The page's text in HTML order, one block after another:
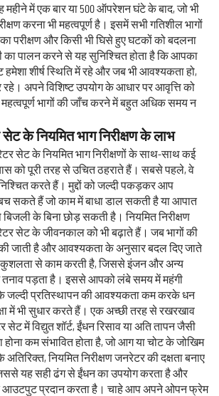
में एक बार या 500 ऑपरेशन घंटे के बाद, जो भी
करना भी महत्वपूर्ण है। इसमें सभी गतिशील भागों
परीक्षण और किसी भी घिसे हुए घटकों को बदलना
पालन करने से यह सुनिश्चित होता है कि आपका
शीर्ष स्थिति में रहे और जब भी आवश्यकता हो,
अपने विशिष्ट उपयोग के आधार पर आवृत्ति को
भागों की जाँच करने में बहुत अधिक समय न
के नियमित भाग निरीक्षण के लाभ
के नियमित भाग निरीक्षणों के साथ-साथ कई
को पूरी तरह से उचित ठहराते हैं। सबसे पहले, वे
करते हैं। मुद्दों को जल्दी पकड़कर आप
सकते हैं जो काम में बाधा डाल सकती है या आपात
के बिना छोड़ सकती है। नियमित निरीक्षण
सेट के जीवनकाल को भी बढ़ाते हैं। जब भागों की
जाती है और आवश्यकता के अनुसार बदल दिए जाते
कुशलता से काम करती है, जिससे इंजन और अन्य
तनाव पड़ता है। इससे आपको लंबे समय में महंगी
जल्दी प्रतिस्थापन की आवश्यकता कम करके धन
में भी सुधार करते हैं। एक अच्छी तरह से रखरखाव
में विद्युत शॉर्ट, ईंधन रिसाव या अति तापन जैसी
कम संभावित होता है, जो आग या चोट के जोखिम
नियमित निरीक्षण जनरेटर की दक्षता बनाए
यह सही ढंग से ईंधन का उपयोग करता है और
प्रदान करता है। चाहे आप अपने ओपन फ्रेम